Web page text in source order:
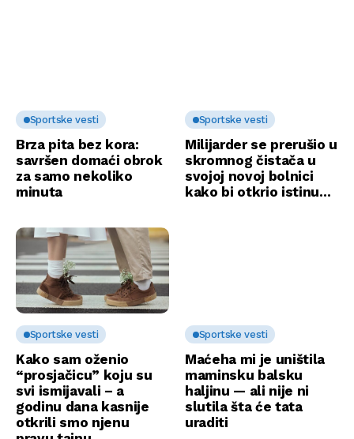
Sportske vesti
Brza pita bez kora:
savršen domaći obrok
za samo nekoliko
minuta
Sportske vesti
Milijarder se prerušio u
skromnog čistača u
svojoj novoj bolnici
kako bi otkrio istinu…
Sportske vesti
Kako sam oženio
“prosjačicu” koju su
svi ismijavali – a
godinu dana kasnije
otkrili smo njenu
Sportske vesti
Maćeha mi je uništila
maminsku balsku
haljinu — ali nije ni
slutila šta će tata
uraditi